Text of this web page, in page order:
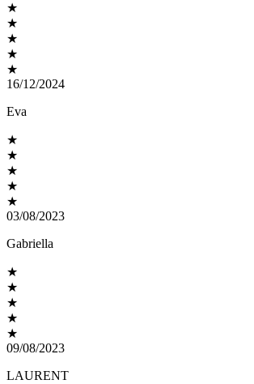
★
★
★
★
★
16/12/2024
Eva
★
★
★
★
★
03/08/2023
Gabriella
★
★
★
★
★
09/08/2023
LAURENT